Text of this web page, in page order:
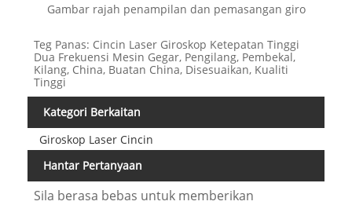
Gambar rajah penampilan dan pemasangan giro
Teg Panas: Cincin Laser Giroskop Ketepatan Tinggi
Dua Frekuensi Mesin Gegar, Pengilang, Pembekal,
Kilang, China, Buatan China, Disesuaikan, Kualiti
Tinggi
Kategori Berkaitan
Giroskop Laser Cincin
Hantar Pertanyaan
Sila berasa bebas untuk memberikan